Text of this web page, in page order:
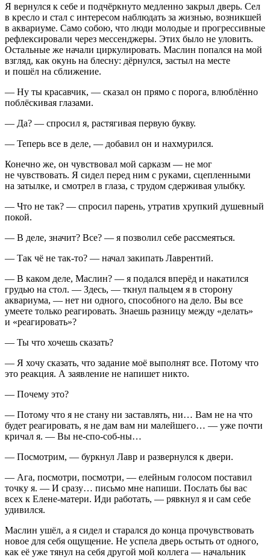
Я вернулся к себе и подчёркнуто медленно закрыл дверь. Сел
в кресло и стал с интересом наблюдать за жизнью, возникшей
в аквариуме. Само собою, что люди молодые и прогрессивные
рефлексировали через мессенджеры. Этих было не уловить.
Остальные же начали циркулировать. Маслин попался на мой
взгляд, как окунь на блесну: дёрнулся, застыл на месте
и пошёл на сближение.
— Ну ты красавчик, — сказал он прямо с порога, влюблённо
поблёскивая глазами.
— Да? — спросил я, растягивая первую букву.
— Теперь все в деле, — добавил он и нахмурился.
Конечно же, он чувствовал мой сарказм — не мог
не чувствовать. Я сидел перед ним с руками, сцепленными
на затылке, и смотрел в глаза, с трудом сдерживая улыбку.
— Что не так? — спросил парень, утратив хрупкий душевный
покой.
— В деле, значит? Все? — я позволил себе рассмеяться.
— Так чё не так-то? — начал закипать Лаврентий.
— В каком деле, Маслин? — я подался вперёд и накатился
грудью на стол. — Здесь, — ткнул пальцем я в сторону
аквариума, — нет ни одного, способного на дело. Вы все
умеете только реагировать. Знаешь разницу между «делать»
и «реагировать»?
— Ты что хочешь сказать?
— Я хочу сказать, что задание моё выполнят все. Потому что
это реакция. А заявление не напишет никто.
— Почему это?
— Потому что я не стану ни заставлять, ни… Вам не на что
будет реагировать, я не дам вам ни малейшего… — уже почти
кричал я. — Вы не-спо-соб-ны…
— Посмотрим, — буркнул Лавр и развернулся к двери.
— Ага, посмотри, посмотри, — елейным голосом поставил
точку я. — И сразу… письмо мне напиши. Послать бы вас
всех к Елене-матери. Иди работать, — рявкнул я и сам себе
удивился.
Маслин ушёл, а я сидел и старался до конца прочувствовать
новое для себя ощущение. Не успела дверь остыть от одного,
как её уже тянул на себя другой мой коллега — начальник